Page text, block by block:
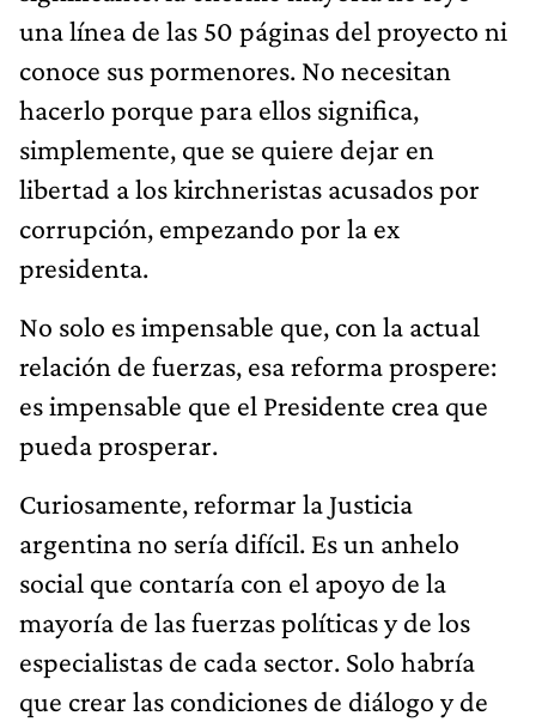
una línea de las 50 páginas del proyecto ni
conoce sus pormenores. No necesitan
hacerlo porque para ellos significa,
simplemente, que se quiere dejar en
libertad a los kirchneristas acusados por
corrupción, empezando por la ex
presidenta.
No solo es impensable que, con la actual
relación de fuerzas, esa reforma prospere:
es impensable que el Presidente crea que
pueda prosperar.
Curiosamente, reformar la Justicia
argentina no sería difícil. Es un anhelo
social que contaría con el apoyo de la
mayoría de las fuerzas políticas y de los
especialistas de cada sector. Solo habría
que crear las condiciones de diálogo y de